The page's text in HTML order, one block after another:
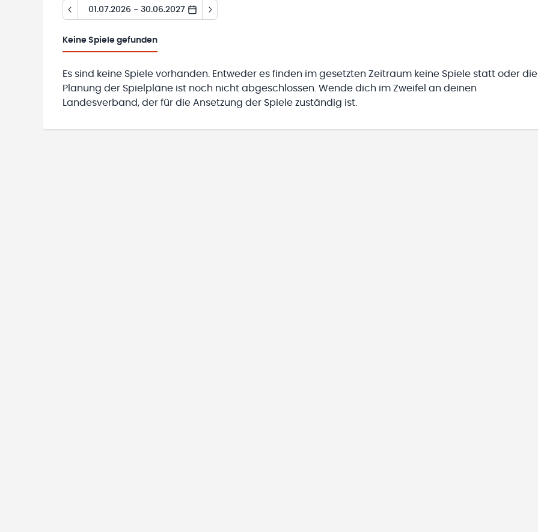
01.07.2026 - 30.06.2027
Keine Spiele gefunden
Es sind keine Spiele vorhanden. Entweder es finden im gesetzten Zeitraum keine Spiele statt oder die
Planung der Spielpläne ist noch nicht abgeschlossen. Wende dich im Zweifel an deinen
Landesverband, der für die Ansetzung der Spiele zuständig ist.